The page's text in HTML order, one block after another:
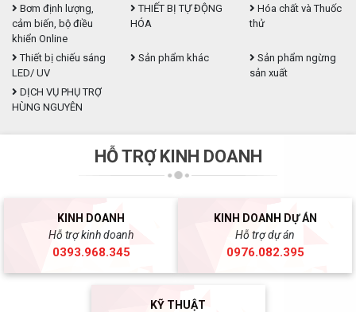
Bơm định lượng,
cảm biến, bộ điều
khiển Online
THIẾT BỊ TỰ ĐỘNG
HÓA
Hóa chất và Thuốc
thử
Thiết bị chiếu sáng
LED/ UV
Sản phẩm khác
Sản phẩm ngừng
sản xuất
DỊCH VỤ PHỤ TRỢ
HÙNG NGUYÊN
HỖ TRỢ KINH DOANH
KINH DOANH
Hỗ trợ kinh doanh
0393.968.345
KINH DOANH DỰ ÁN
Hỗ trợ dự án
0976.082.395
KỸ THUẬT